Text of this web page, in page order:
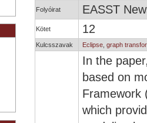
Folyóirat EASST
Kötet 12
Kulcsszavak Eclipse, graph
In the
based on
Framework
which